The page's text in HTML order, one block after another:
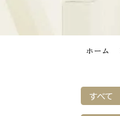
ホーム
すべて